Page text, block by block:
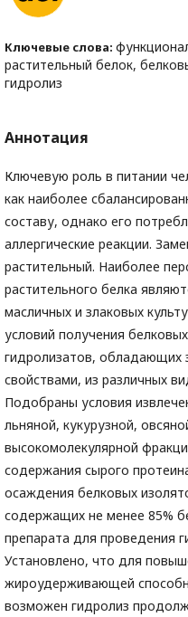
Ключевые слова:
растительный белок,
гидролиз
Аннотация
Ключевую роль в питании
как наиболее
составу, однако его
аллергические реакции.
растительный. Наиболее
растительного белка
масличных и злаковых
условий получения
гидролизатов,
свойствами, из различных
Подобраны условия
льняной, кукурузной,
высокомолекулярной
содержания сырого
осаждения белковых
содержащих не менее 85%
препарата для проведения
Установлено, что для
жироудерживающей
возможен гидролиз